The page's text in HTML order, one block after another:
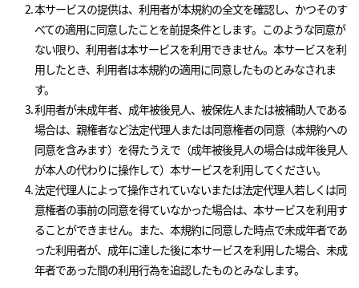
本サービスの提供は、利用者が本規約の全文を確認し、かつそのす
べての適用に同意したことを前提条件とします。このような同意が
ない限り、利用者は本サービスを利用できません。本サービスを利
用したとき、利用者は本規約の適用に同意したものとみなされま
す。
利用者が未成年者、成年被後見人、被保佐人または被補助人である
場合は、親権者など法定代理人または同意権者の同意（本規約への
同意を含みます）を得たうえで（成年被後見人の場合は成年後見人
が本人の代わりに操作して）本サービスを利用してください。
法定代理人によって操作されていないまたは法定代理人若しくは同
意権者の事前の同意を得ていなかった場合は、本サービスを利用す
ることができません。また、本規約に同意した時点で未成年者であ
った利用者が、成年に達した後に本サービスを利用した場合、未成
年者であった間の利用行為を追認したものとみなします。